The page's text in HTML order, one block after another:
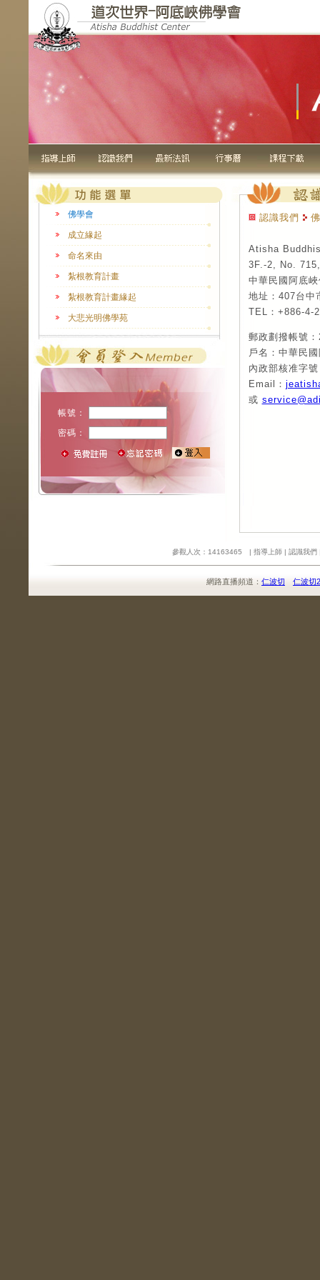
佛學會
成立緣起
命名來由
紮根教育計畫
紮根教育計畫緣起
大悲光明佛學苑
帳號：
密碼：
認識我們 佛
Atisha
3F.-2, No.
中華民國阿底
地址：407台中
TEL：+886-4-
郵政劃撥帳號
戶名：中華民
內政部核准字
Email：
或
參觀人次：14163465 | 指導上師 | 認識我們
網路直播頻道： 仁波切 仁波切2